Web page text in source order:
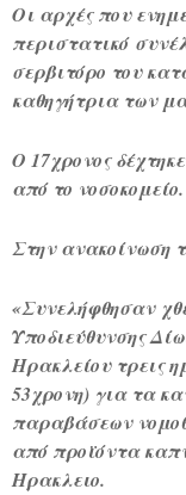
Οι αρχές που
περιστατικό
σερβιτόρο του
καθηγήτρια των
Ο 17χρονος
από το νοσοκομείο.
Στην ανακοίνωση
«Συνελήφθησαν
Υποδιεύθυνσης
Ηρακλείου τρεις
53χρονη) για τα
παραβάσεων
από προϊόντα
Ηρακλειο.